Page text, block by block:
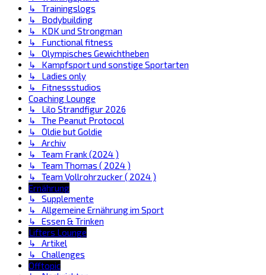
↳ Trainingslogs
↳ Bodybuilding
↳ KDK und Strongman
↳ Functional fitness
↳ Olympisches Gewichtheben
↳ Kampfsport und sonstige Sportarten
↳ Ladies only
↳ Fitnessstudios
Coaching Lounge
↳ Lilo Strandfigur 2026
↳ The Peanut Protocol
↳ Oldie but Goldie
↳ Archiv
↳ Team Frank (2024 )
↳ Team Thomas ( 2024 )
↳ Team Vollrohrzucker ( 2024 )
Ernährung
↳ Supplemente
↳ Allgemeine Ernährung im Sport
↳ Essen & Trinken
Lifters Lounge
↳ Artikel
↳ Challenges
Offtopic